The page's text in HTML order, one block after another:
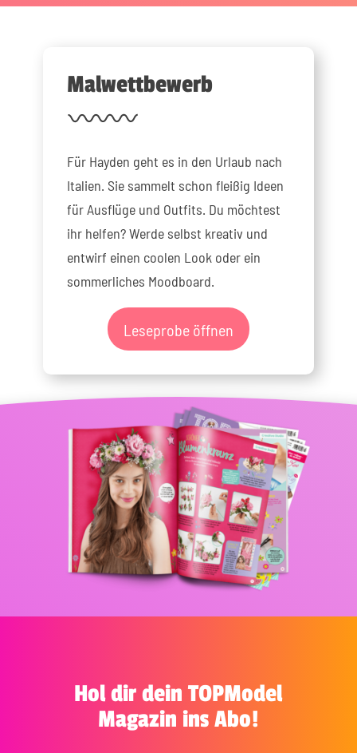
Malwettbewerb
Für Hayden geht es in den Urlaub nach
Italien. Sie sammelt schon fleißig Ideen
für Ausflüge und Outfits. Du möchtest
ihr helfen? Werde selbst kreativ und
entwirf einen coolen Look oder ein
sommerliches Moodboard.
Leseprobe öffnen
Hol dir dein TOPModel
Magazin ins Abo!